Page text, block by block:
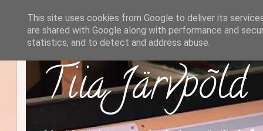
Tiia Järvpõld
This site uses cookies from Google to deliver its
are shared with Google along with performance and
statistics, and to detect and address abuse.